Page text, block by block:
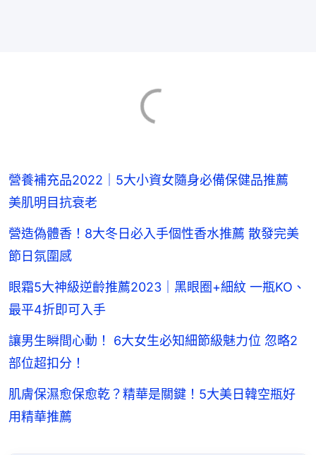
營養補充品2022｜5大小資女隨身必備保健品推薦
美肌明目抗衰老
營造偽體香！8大冬日必入手個性香水推薦 散發完美
節日氛圍感
眼霜5大神級逆齡推薦2023｜黑眼圈+細紋 一瓶KO、
最平4折即可入手
讓男生瞬間心動！ 6大女生必知細節級魅力位 忽略2
部位超扣分！
肌膚保濕愈保愈乾？精華是關鍵！5大美日韓空瓶好
用精華推薦